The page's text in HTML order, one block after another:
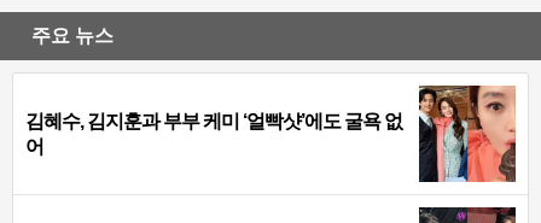
주요 뉴스
김혜수, 김지훈과 부부 케미 ‘얼빡샷’에도 굴욕 없
어